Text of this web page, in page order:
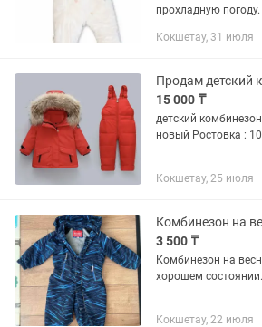
прохладную
Кокшетау, 31 июля
15 000 ₸
детский комбинезон , зима
новый Ростовка
Кокшетау, 25 июля
Комбинезон на
3 500 ₸
Комбинезон на
хорошем
Кокшетау, 22 июля